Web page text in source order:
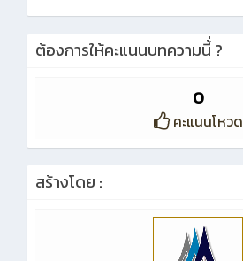
ต้องการให้คะแนนบทความนี้่ ?
0
คะแนนโหวด
สร้างโดย :